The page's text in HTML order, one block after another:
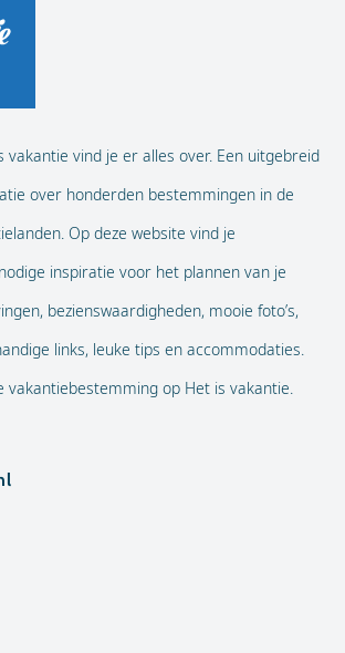
vakantie vind je er alles over. Een uitgebreid
over honderden bestemmingen in de
Op deze website vind je
inspiratie voor het plannen van je
bezienswaardigheden, mooie foto’s,
links, leuke tips en accommodaties.
vakantiebestemming op Het is vakantie.